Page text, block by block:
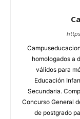
homologados a
válidos para
Educación
Secundaria.
Concurso General
de postgrado